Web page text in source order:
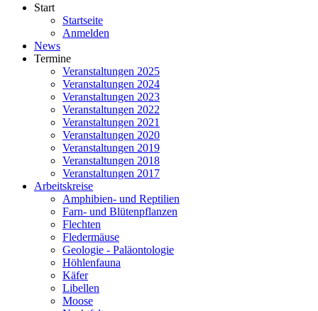
Start
Startseite
Anmelden
News
Termine
Veranstaltungen 2025
Veranstaltungen 2024
Veranstaltungen 2023
Veranstaltungen 2022
Veranstaltungen 2021
Veranstaltungen 2020
Veranstaltungen 2019
Veranstaltungen 2018
Veranstaltungen 2017
Arbeitskreise
Amphibien- und Reptilien
Farn- und Blütenpflanzen
Flechten
Fledermäuse
Geologie - Paläontologie
Höhlenfauna
Käfer
Libellen
Moose